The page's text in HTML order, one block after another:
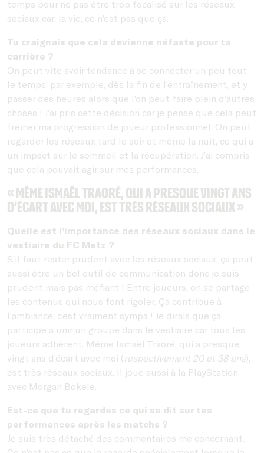
temps pour ne pas être trop focalisé sur les réseaux
sociaux car, la vie, ce n’est pas que ça.
Tu craignais que cela devienne néfaste pour ta
carrière ?
On peut vite avoir tendance à se connecter un peu tout
le temps, par exemple, dès la fin de l’entraînement, et y
passer des heures alors que l’on peut faire plein d’autres
choses ! J’ai pris cette décision car je pense que cela peut
freiner ma progression de joueur professionnel. On peut
regarder les réseaux tard le soir et même la nuit, ce qui a
un impact sur le sommeil et la récupération. J’ai compris
que cela pouvait agir sur mes performances.
« Même Ismaël Traoré, qui a presque vingt ans
d’écart avec moi, est très réseaux sociaux »
Quelle est l’importance des réseaux sociaux dans le
vestiaire du FC Metz ?
S’il faut rester prudent avec les réseaux sociaux, ça peut
aussi être un bel outil de communication donc je suis
prudent mais pas méfiant ! Entre joueurs, on se partage
les contenus qui nous font rigoler. Ça contribue à
l’ambiance, c’est vraiment sympa ! Je dirais que ça
participe à unir un groupe dans le vestiaire car tous les
joueurs adhèrent. Même Ismaël Traoré, qui a presque
vingt ans d’écart avec moi (respectivement 20 et 38 ans),
est très réseaux sociaux. Il joue aussi à la PlayStation
avec Morgan Bokele.
Est-ce que tu regardes ce qui se dit sur tes
performances après les matchs ?
Je suis très détaché des commentaires me concernant.